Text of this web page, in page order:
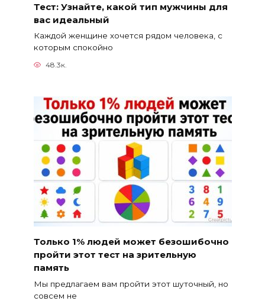
Тест: Узнайте, какой тип мужчины для
вас идеальный
Каждой женщине хочется рядом человека, с
которым спокойно
48.3к.
Только 1% людей может безошибочно
пройти этот тест на зрительную
память
Мы предлагаем вам пройти этот шуточный, но
совсем не